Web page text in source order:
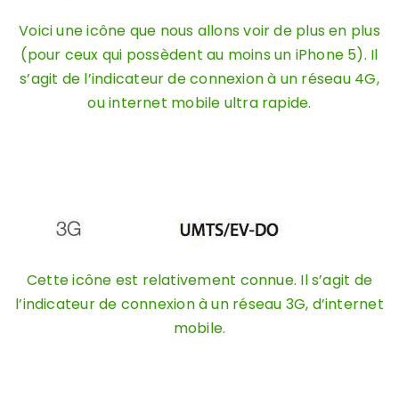
Voici une icône que nous allons voir de plus en plus
(pour ceux qui possèdent au moins un iPhone 5). Il
s’agit de l’indicateur de connexion à un réseau 4G,
ou internet mobile ultra rapide.
Cette icône est relativement connue. Il s’agit de
l’indicateur de connexion à un réseau 3G, d’internet
mobile.